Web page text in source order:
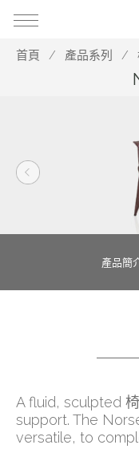
首頁 產品系列
產品簡
A fluid, sculpted
support. The
versatile, to